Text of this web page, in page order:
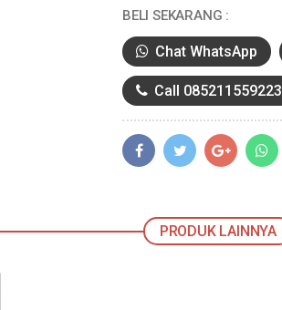
BELI SEKARANG :
Chat WhatsApp
Call 085211559223